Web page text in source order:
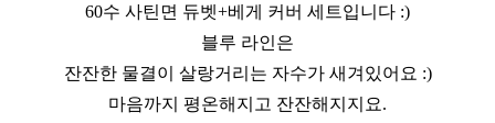
60수 사틴면 듀벳+베게 커버 세트입니다 :)
블루 라인은
잔잔한 물결이 살랑거리는 자수가 새겨있어요 :)
마음까지 평온해지고 잔잔해지지요.